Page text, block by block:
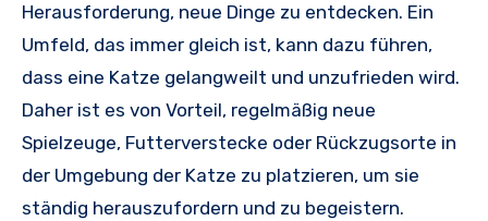
Herausforderung, neue Dinge zu entdecken. Ein
Umfeld, das immer gleich ist, kann dazu führen,
dass eine Katze gelangweilt und unzufrieden wird.
Daher ist es von Vorteil, regelmäßig neue
Spielzeuge, Futterverstecke oder Rückzugsorte in
der Umgebung der Katze zu platzieren, um sie
ständig herauszufordern und zu begeistern.